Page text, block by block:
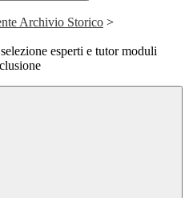
Archivio Storico >
esperti e tutor moduli